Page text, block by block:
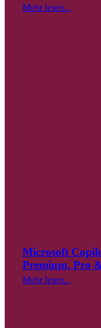
Mehr lesen...
Microsoft
Premium, Pro
Mehr lesen...